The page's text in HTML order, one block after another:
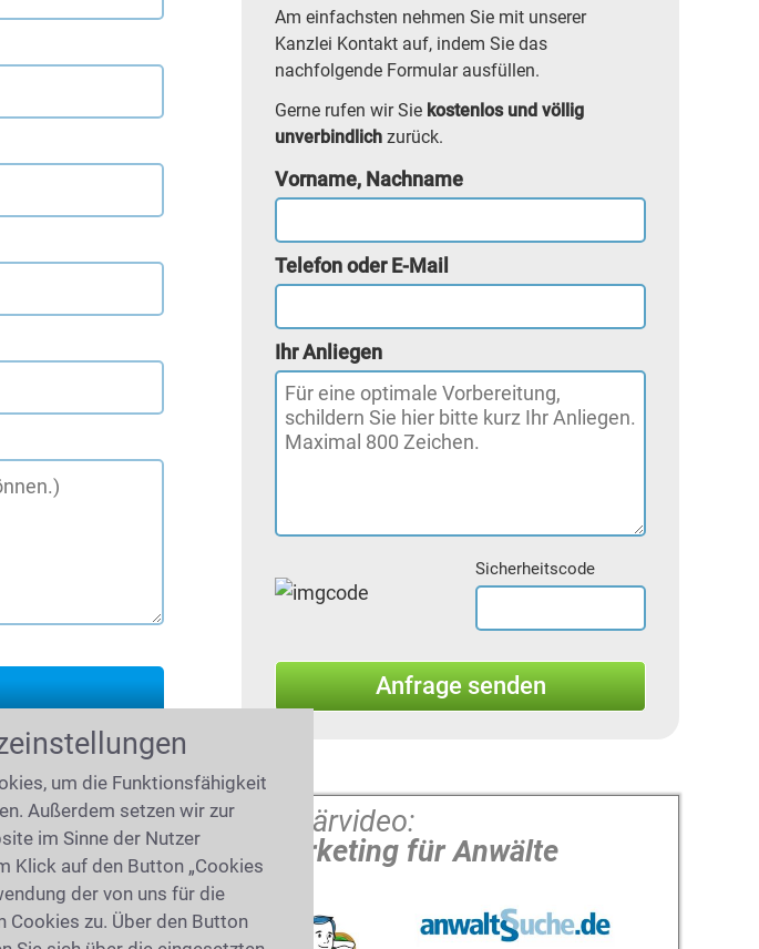
ich
ein
Am einfachsten nehmen Sie mit unserer
Kanzlei Kontakt auf, indem Sie das
nachfolgende Formular ausfüllen.
Gerne rufen wir Sie kostenlos und völlig
unverbindlich zurück.
Vorname, Nachname
Telefon oder E-Mail
Ihr Anliegen
Sicherheitscode
Erklärvideo:
Marketing für Anwälte
um die Funktionsfähigkeit
Außerdem setzen wir zur
im Sinne der Nutzer
Klick auf den Button „Cookies
der von uns für die
Cookies zu. Über den Button